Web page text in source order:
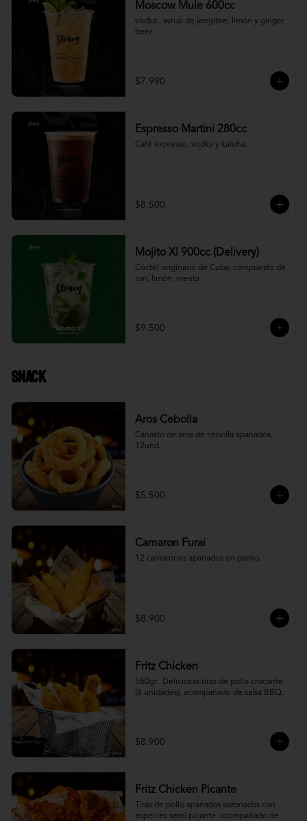
Moscow Mule 600cc
vodka , syrup de jengibre, limón y ginger
beer.
$7.990
Espresso Martini 280cc
Café expresso, vodka y kaluha.
$8.500
Mojito Xl 900cc (Delivery)
Cóctel originario de Cuba, compuesto de
ron, limón, menta
$9.500
Snack
Aros Cebolla
Canasto de aros de cebolla apanados.
12und.
$5.500
Camaron Furai
12 camarones apanados en panko.
$8.900
Fritz Chicken
560gr.  Deliciosas tiras de pollo crocante
(6 unidades), acompañado de salsa BBQ.
$8.900
Fritz Chicken Picante
Tiras de pollo apanadas sazonadas con
especies semi picante. acompañado de